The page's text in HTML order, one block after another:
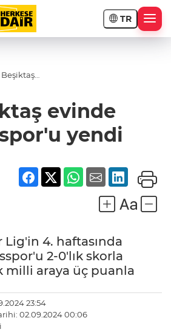
TR
Beşiktaş
yendi
evinde
yendi
Lig'in 4. haftasında
2-0'lık skorla
milli araya üç puanla
23:54
02.09.2024 00:06